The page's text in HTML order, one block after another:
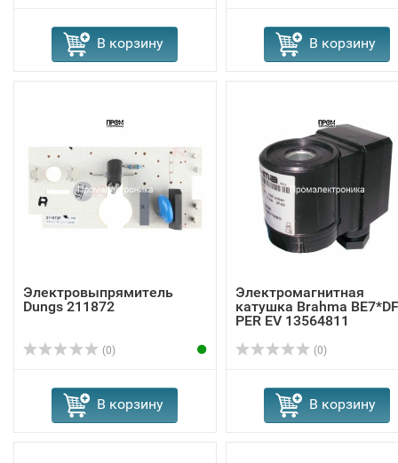
В корзину В корзину
Электровыпрямитель
Dungs 211872
(0)
В корзину
Электромагнитная
катушка Brahma
PER EV 13564811
(0)
В корзину